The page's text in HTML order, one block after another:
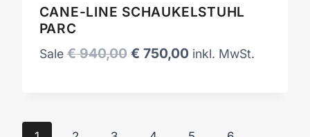
CANE-LINE SCHAUKELSTUHL
PARC
Sale €940,00 Ursprünglicher
€ 750,00Aktueller
inkl. MwSt.